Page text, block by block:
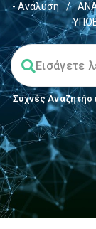
- Ανάλυση
/
Συχνές